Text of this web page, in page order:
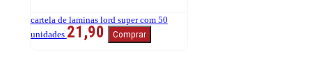
cartela de laminas lord super com 50
unidades 21,90 Comprar